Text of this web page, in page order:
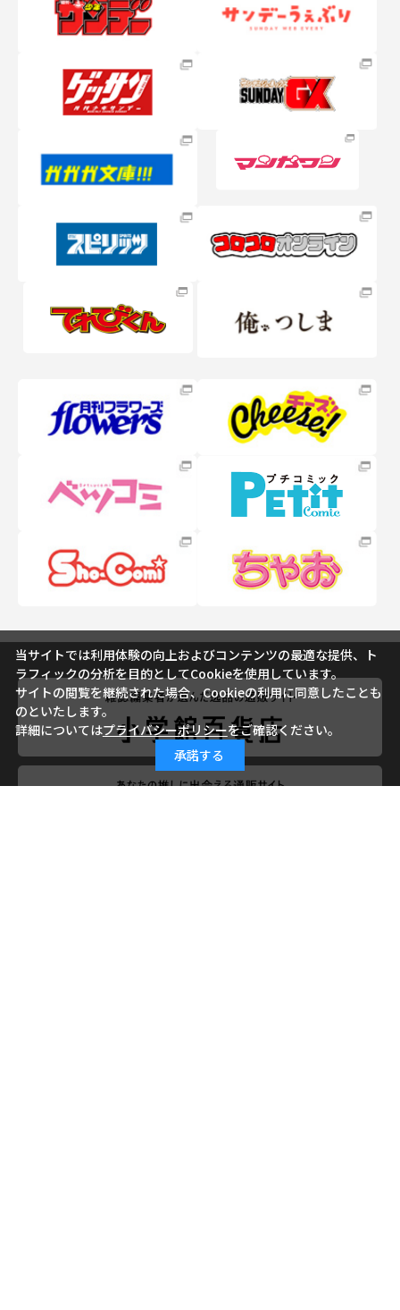
当サイトでは利用体験の向上およびコンテンツの最適な提供、ト
ラフィックの分析を目的としてCookieを使用しています。
サイトの閲覧を継続された場合、Cookieの利用に同意したことも
のといたします。
詳細についてはプライバシーポリシーをご確認ください。
承諾する